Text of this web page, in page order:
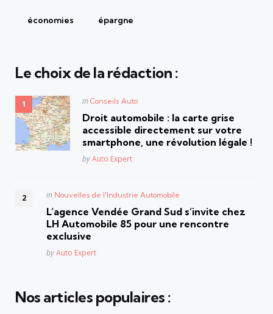
économies épargne
Le choix de la rédaction :
Posted
in Conseils Auto
Droit automobile : la carte grise
accessible directement sur votre
smartphone, une révolution légale !
Posted
byAuto Expert
Posted
in Nouvelles de l'Industrie Automobile
L’agence Vendée Grand Sud s’invite chez
LH Automobile 85 pour une rencontre
exclusive
Posted
byAuto Expert
Nos articles populaires :